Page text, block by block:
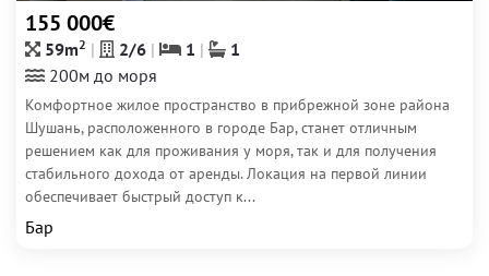
155 000€
59m2 2/6 1
1
200м до моря
Комфортное жилое пространство в прибрежной зоне района
Шушань, расположенного в городе Бар, станет отличным
решением как для проживания у моря, так и для получения
стабильного дохода от аренды. Локация на первой линии
обеспечивает быстрый доступ к...
Бар